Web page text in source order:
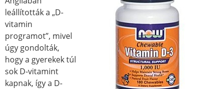
leállították a „D-
vitamin
programot”, mivel
úgy gondolták,
hogy a gyerekek túl
sok D-vitamint
kapnak, így a D-